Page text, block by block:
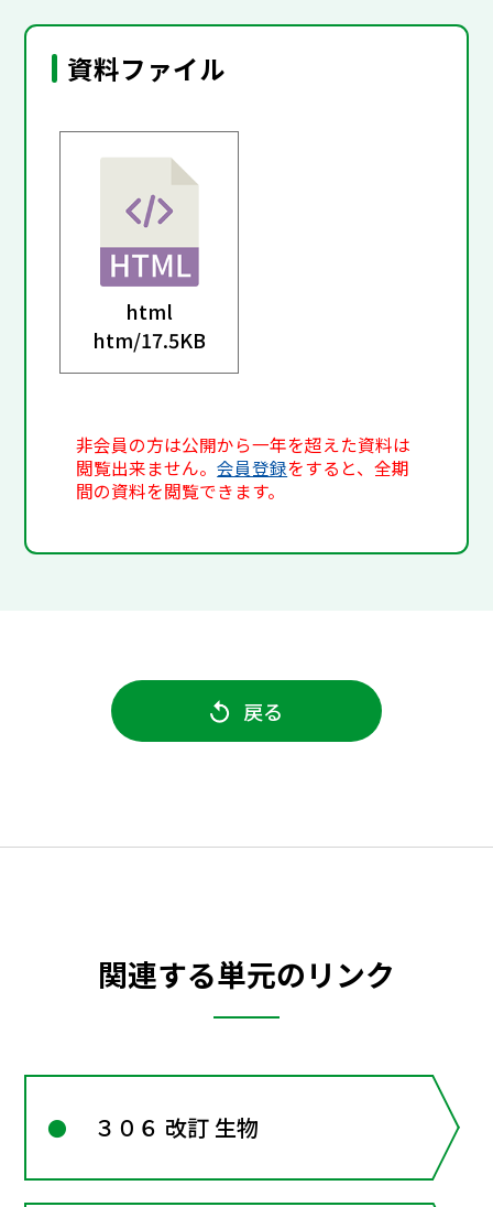
資料ファイル
html
htm/17.5KB
非会員の方は公開から一年を超えた資料は
閲覧出来ません。会員登録をすると、全期
間の資料を閲覧できます。
戻る
関連する単元のリンク
３０６ 改訂 生物